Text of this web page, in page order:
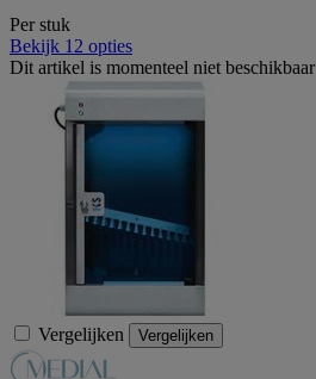
Per stuk
Bekijk 12 opties
Dit artikel is momenteel niet beschikbaar
Vergelijken Vergelijken